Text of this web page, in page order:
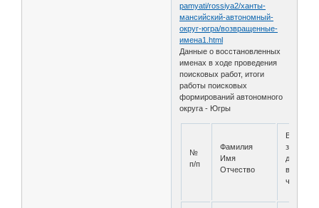
pamyati/rossiya2/ханты-
мансийский-автономный-
округ-югра/возвращенные-
имена1.html
Данные о восстановленных
именах в ходе проведения
поисковых работ, итоги
работы поисковых
формирований автономного
округа - Югры
№
п/п
Фамилия
Имя
Отчество
звание,
воинская
часть